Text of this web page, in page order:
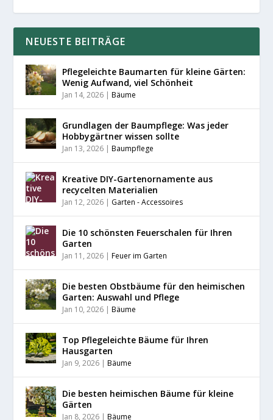
NEUESTE BEITRÄGE
Pflegeleichte Baumarten für kleine Gärten:
Wenig Aufwand, viel Schönheit
Jan 14, 2026 |Bäume
Grundlagen der Baumpflege: Was jeder
Hobbygärtner wissen sollte
Jan 13, 2026 |Baumpflege
Kreative DIY-Gartenornamente aus
recycelten Materialien
Jan 12, 2026 | Garten - Accessoires
Die 10 schönsten Feuerschalen für Ihren
Garten
Jan 11, 2026 |Feuer im Garten
Die besten Obstbäume für den heimischen
Garten: Auswahl und Pflege
Jan 10, 2026 |Bäume
Top Pflegeleichte Bäume für Ihren
Hausgarten
Jan 9, 2026 |Bäume
Die besten heimischen Bäume für kleine
Gärten
Jan 8, 2026 |Bäume